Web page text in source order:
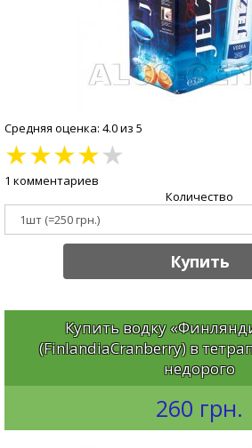
Средняя оценка: 4.0 из 5
★★★★★
1 комментариев
Количество
Купить
Купить водку
(FinlandiaCranberry) в
недорого
260 грн.